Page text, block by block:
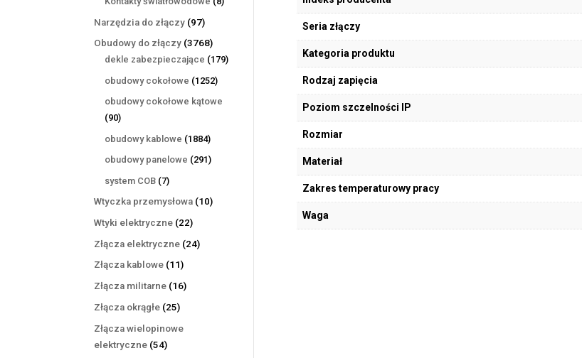
Narzędzia do złączy 9797
produktów
Obudowy do złączy 37683768
produktów
dekle zabezpieczające 179179
obudowy cokołowe 12521252
obudowy cokołowe kątowe
9090
produktów
obudowy kablowe 18841884
produkty
obudowy panelowe 291291
system COB 77
produktów
Wtyczka przemysłowa 1010
Wtyki elektryczne 2222
produkty
Złącza elektryczne 2424
Złącza kablowe 1111
produktów
Złącza militarne 1616
Złącza okrągłe 2525
Złącza wielopinowe
elektryczne 5454
Seria złączy
Kategoria produktu
Rodzaj zapięcia
Poziom szczelności IP
Rozmiar
Materiał
Zakres temperaturowy pracy
Waga